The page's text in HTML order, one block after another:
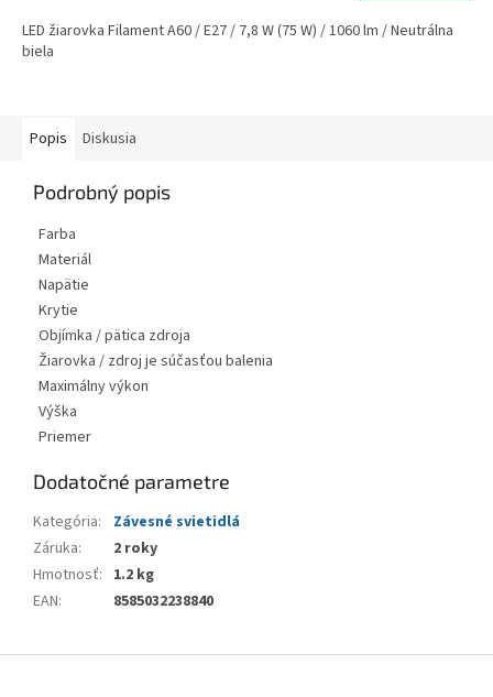
LED žiarovka Filament A60 / E27 / 7,8 W (75 W) / 1060 lm / Neutrálna
biela
Popis Diskusia
Podrobný popis
Farba
Materiál
Napätie
Krytie
Objímka / pätica zdroja
Žiarovka / zdroj je súčasťou balenia
Maximálny výkon
Výška
Priemer
Dodatočné parametre
Kategória:
Závesné svietidlá
Záruka:
2 roky
Hmotnosť: 1.2 kg
EAN: 8585032238840